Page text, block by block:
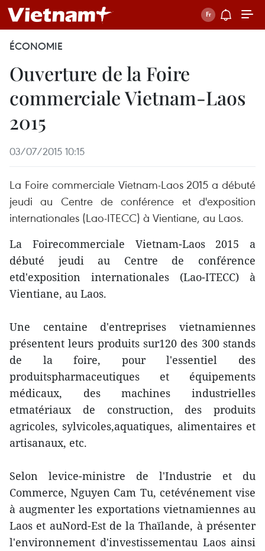
ÉCONOMIE
Ouverture de la Foire
commerciale Vietnam-Laos
2015
03/07/2015 10:15
La Foire commerciale Vietnam-Laos 2015 a débuté
jeudi au Centre de conférence et d'exposition
internationales (Lao-ITECC) à Vientiane, au Laos.
La Foirecommerciale Vietnam-Laos 2015 a
débuté jeudi au Centre de conférence
etd'exposition internationales (Lao-ITECC) à
Vientiane, au Laos.
Une centaine d'entreprises vietnamiennes
présentent leurs produits sur120 des 300 stands
de la foire, pour l'essentiel des
produitspharmaceutiques et équipements
médicaux, des machines industrielles
etmatériaux de construction, des produits
agricoles, sylvicoles,aquatiques, alimentaires et
artisanaux, etc.
Selon levice-ministre de l'Industrie et du
Commerce, Nguyen Cam Tu, cetévénement vise
à augmenter les exportations vietnamiennes au
Laos et auNord-Est de la Thaïlande, à présenter
l'environnement d'investissementau Laos ainsi